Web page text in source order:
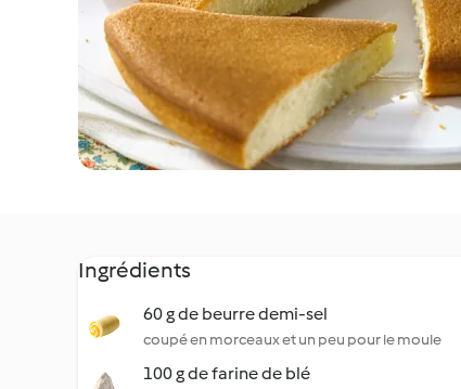
Ingrédients
60 g de beurre demi-sel
coupé en morceaux et un peu pour le moule
100 g de farine de blé